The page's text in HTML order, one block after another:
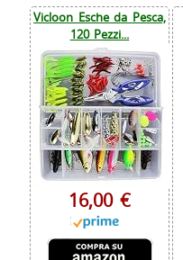
Vicloon Esche da Pesca,
120 Pezzi...
16,00 €